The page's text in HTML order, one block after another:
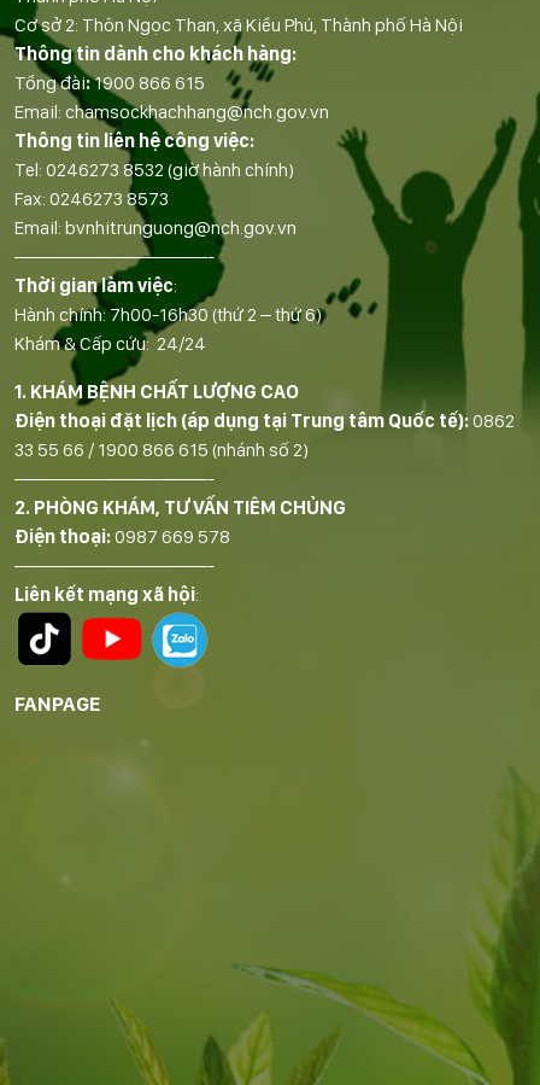
Cơ sở 2: Thôn Ngọc Than, xã Kiều Phú, Thành phố Hà Nội
Thông tin dành cho khách hàng:
Tổng đài:1900 866 615
Email: chamsockhachhang@nch.gov.vn
Thông tin liên hệ công việc:
Tel: 0246273 8532 (giờ hành chính)
Fax: 0246273 8573
Email: bvnhitrunguong@nch.gov.vn
——————————-
Thời gian làm việc:
Hành chính: 7h00-16h30 (thứ 2 – thứ 6)
Khám & Cấp cứu: 24/24
1. KHÁM BỆNH CHẤT LƯỢNG CAO
Điện thoại đặt lịch (áp dụng tại Trung tâm Quốc tế):0862
33 55 66 / 1900 866 615 (nhánh số 2)
——————————-
2. PHÒNG KHÁM, TƯ VẤN TIÊM CHỦNG
Điện thoại:0987 669 578
——————————-
Liên kết mạng xã hội:
FANPAGE